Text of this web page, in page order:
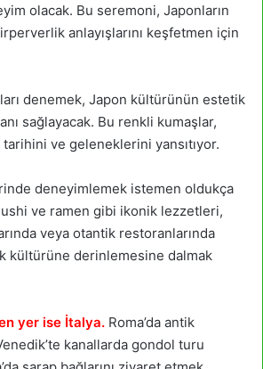
olacak. Bu seremoni, Japonların
anlayışlarını keşfetmen için
denemek, Japon kültürünün estetik
sağlayacak. Bu renkli kumaşlar,
tarihini ve geleneklerini yansıtıyor.
deneyimlemek istemen oldukça
ve ramen gibi ikonik lezzetleri,
veya otantik restoranlarında
kültürüne derinlemesine dalmak
yer ise İtalya. Roma’da antik
kanallarda gondol turu